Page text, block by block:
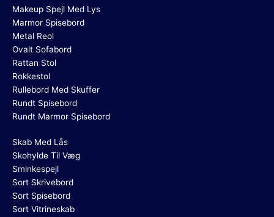
Makeup Spejl Med Lys
Marmor Spisebord
Metal Reol
Ovalt Sofabord
Rattan Stol
Rokkestol
Rullebord Med Skuffer
Rundt Spisebord
Rundt Marmor Spisebord
Skab Med Lås
Skohylde Til Væg
Sminkespejl
Sort Skrivebord
Sort Spisebord
Sort Vitrineskab